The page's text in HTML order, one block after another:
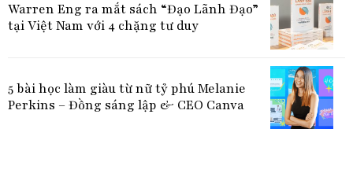
Warren Eng ra mắt sách “Đạo Lãnh Đạo”
tại Việt Nam với 4 chặng tư duy
5 bài học làm giàu từ nữ tỷ phú Melanie
Perkins – Đồng sáng lập & CEO Canva